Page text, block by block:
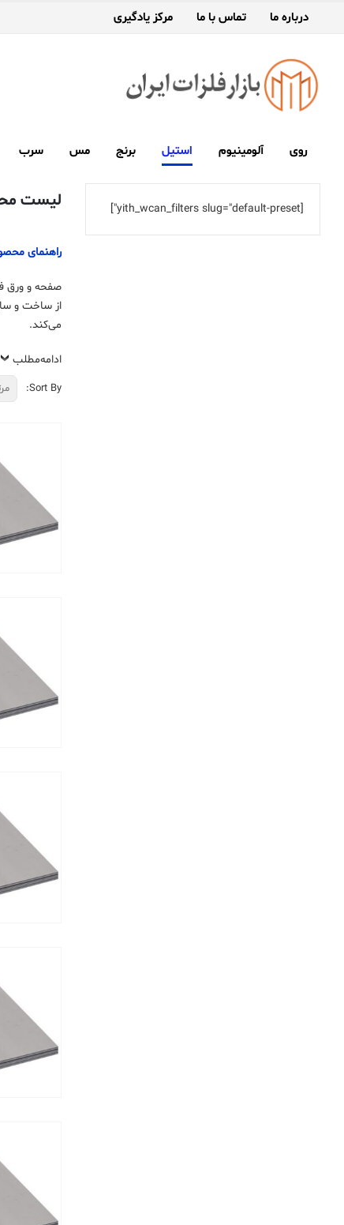
درباره ما تماس با ما مرکز یادگیری
روی آلومینیوم استیل برنج مس سرب
لیست
راهنمای
صفحه و ورق
از ساخت و
می‌کند.
ادامه‌مطلب
Sort By:
[yith_wcan_filters slug="default-preset"]